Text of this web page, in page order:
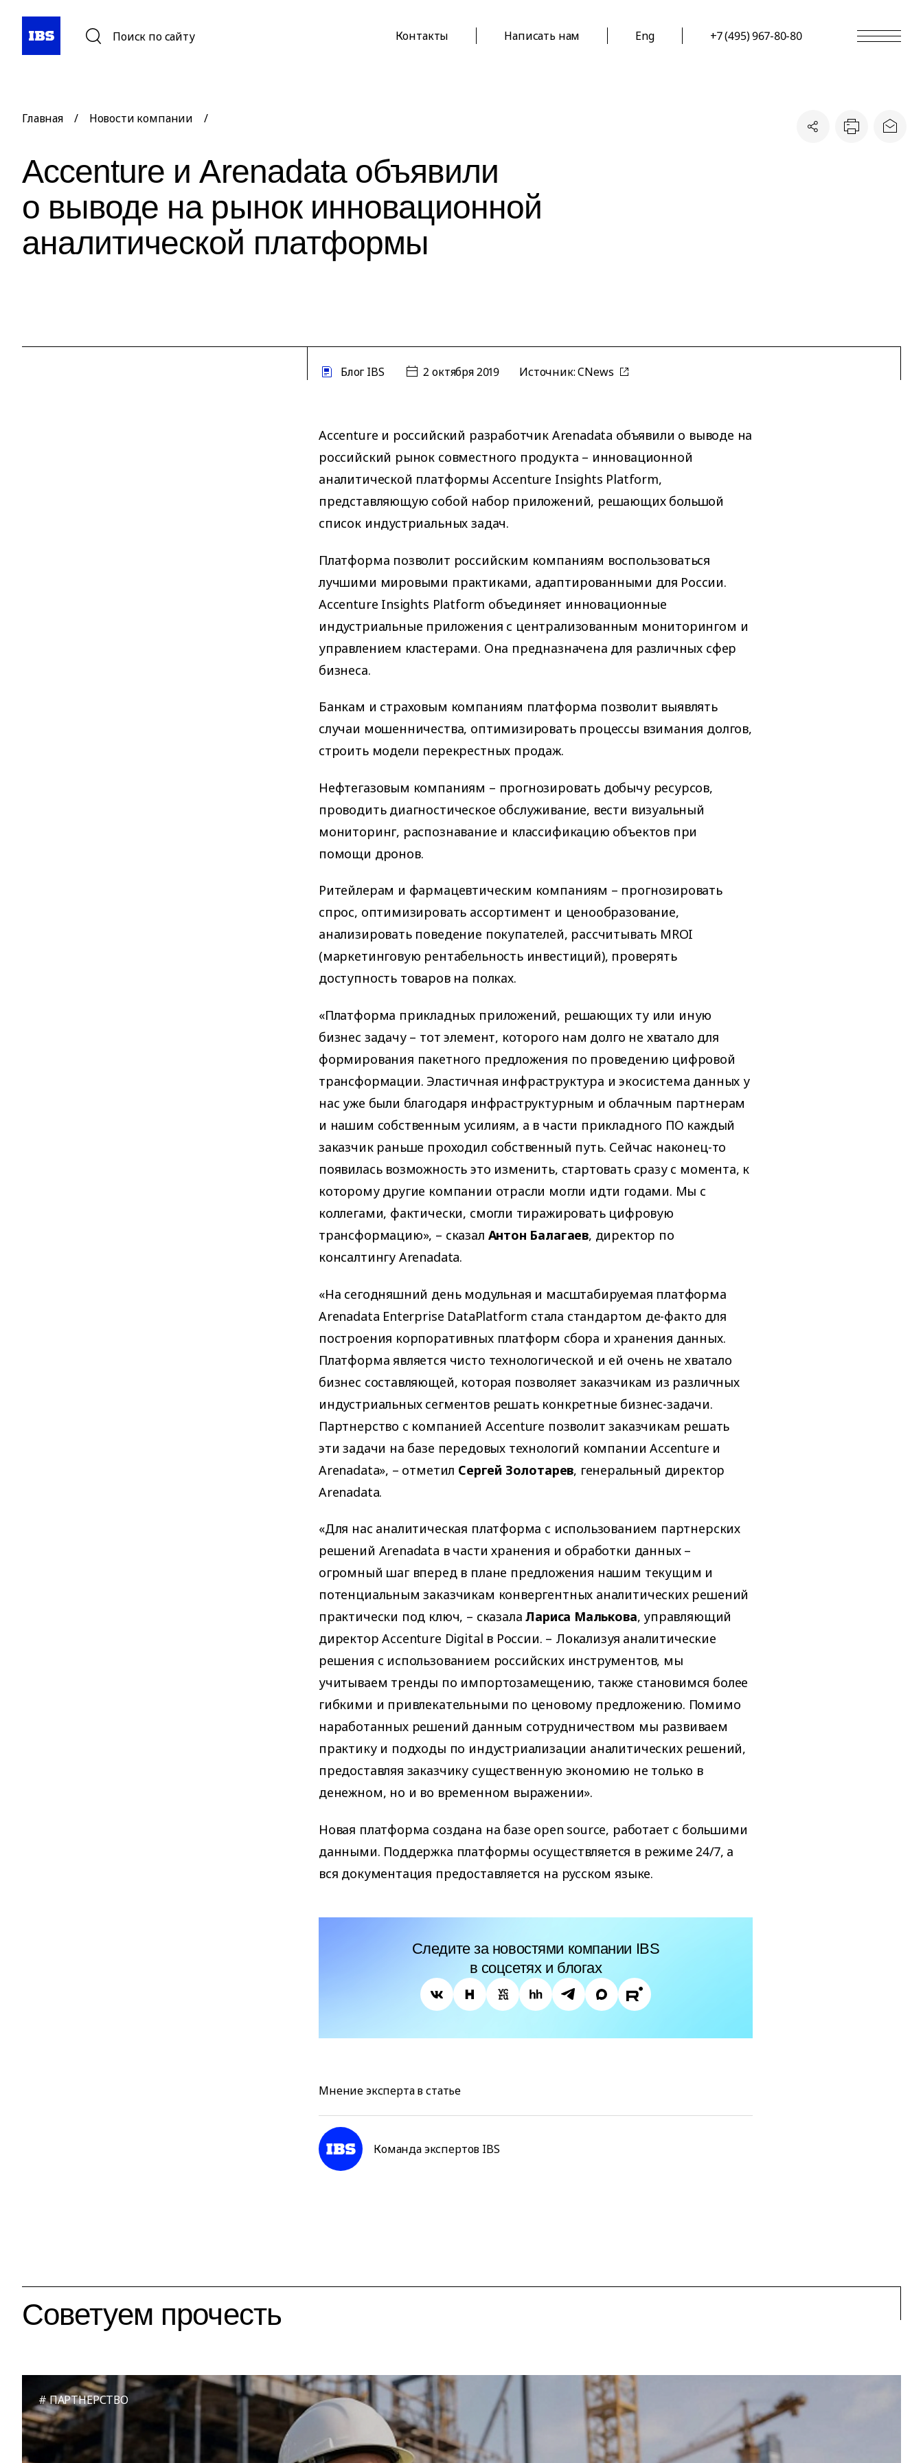
Поиск по сайту Контакты Написать нам Eng +7 (495) 967-80-80
Главная / Новости компании /
Accenture и Arenadata объявили
о выводе на рынок инновационной
аналитической платформы
Блог IBS 2 октября 2019 Источник:CNews
Accenture и российский разработчик Arenadata объявили о выводе на
российский рынок совместного продукта – инновационной
аналитической платформы Accenture Insights Platform,
представляющую собой набор приложений, решающих большой
список индустриальных задач.
Платформа позволит российским компаниям воспользоваться
лучшими мировыми практиками, адаптированными для России.
Accenture Insights Platform объединяет инновационные
индустриальные приложения с централизованным мониторингом и
управлением кластерами. Она предназначена для различных сфер
бизнеса.
Банкам и страховым компаниям платформа позволит выявлять
случаи мошенничества, оптимизировать процессы взимания долгов,
строить модели перекрестных продаж.
Нефтегазовым компаниям – прогнозировать добычу ресурсов,
проводить диагностическое обслуживание, вести визуальный
мониторинг, распознавание и классификацию объектов при
помощи дронов.
Ритейлерам и фармацевтическим компаниям – прогнозировать
спрос, оптимизировать ассортимент и ценообразование,
анализировать поведение покупателей, рассчитывать MROI
(маркетинговую рентабельность инвестиций), проверять
доступность товаров на полках.
«Платформа прикладных приложений, решающих ту или иную
бизнес задачу – тот элемент, которого нам долго не хватало для
формирования пакетного предложения по проведению цифровой
трансформации. Эластичная инфраструктура и экосистема данных у
нас уже были благодаря инфраструктурным и облачным партнерам
и нашим собственным усилиям, а в части прикладного ПО каждый
заказчик раньше проходил собственный путь. Сейчас наконец-то
появилась возможность это изменить, стартовать сразу с момента, к
которому другие компании отрасли могли идти годами. Мы с
коллегами, фактически, смогли тиражировать цифровую
трансформацию», – сказал Антон Балагаев, директор по
консалтингу Arenadata.
«На сегодняшний день модульная и масштабируемая платформа
Arenadata Enterprise DataPlatform стала стандартом де-факто для
построения корпоративных платформ сбора и хранения данных.
Платформа является чисто технологической и ей очень не хватало
бизнес составляющей, которая позволяет заказчикам из различных
индустриальных сегментов решать конкретные бизнес-задачи.
Партнерство с компанией Accenture позволит заказчикам решать
эти задачи на базе передовых технологий компании Accenture и
Arenadata», – отметил Сергей Золотарев, генеральный директор
Arenadata.
«Для нас аналитическая платформа с использованием партнерских
решений Arenadata в части хранения и обработки данных –
огромный шаг вперед в плане предложения нашим текущим и
потенциальным заказчикам конвергентных аналитических решений
практически под ключ, – сказалаЛариса Малькова, управляющий
директор Accenture Digital в России. – Локализуя аналитические
решения с использованием российских инструментов, мы
учитываем тренды по импортозамещению, также становимся более
гибкими и привлекательными по ценовому предложению. Помимо
наработанных решений данным сотрудничеством мы развиваем
практику и подходы по индустриализации аналитических решений,
предоставляя заказчику существенную экономию не только в
денежном, но и во временном выражении».
Новая платформа создана на базе open source, работает с большими
данными. Поддержка платформы осуществляется в режиме 24/7, а
вся документация предоставляется на русском языке.
Следите за новостями компании IBS
в соцсетях и блогах
Мнение эксперта в статье
Команда экспертов IBS
Советуем прочесть
ПАРТНЕРСТВО